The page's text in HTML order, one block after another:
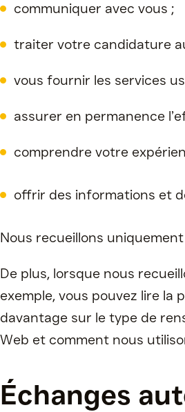
communiquer avec vous ;
traiter votre candidature
vous fournir les services
assurer en permanence
comprendre votre
offrir des informations et
Nous recueillons
De plus, lorsque nous
exemple, vous pouvez lire
davantage sur le type de
Web et comment nous
Échanges